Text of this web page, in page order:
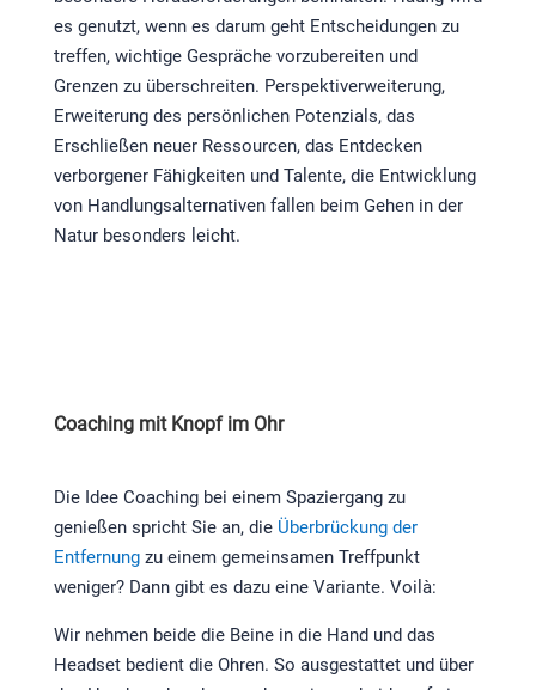
es genutzt, wenn es darum geht Entscheidungen zu
treffen, wichtige Gespräche vorzubereiten und
Grenzen zu überschreiten. Perspektiverweiterung,
Erweiterung des persönlichen Potenzials, das
Erschließen neuer Ressourcen, das Entdecken
verborgener Fähigkeiten und Talente, die Entwicklung
von Handlungsalternativen fallen beim Gehen in der
Natur besonders leicht.
Coaching mit Knopf im Ohr
Die Idee Coaching bei einem Spaziergang zu
genießen spricht Sie an, die Überbrückung der
Entfernungzu einem gemeinsamen Treffpunkt
weniger? Dann gibt es dazu eine Variante. Voilà:
Wir nehmen beide die Beine in die Hand und das
Headset bedient die Ohren. So ausgestattet und über